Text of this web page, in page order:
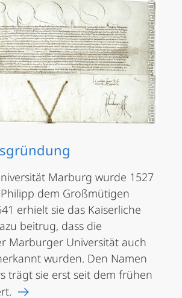
Marburg wurde 1527
dem Großmütigen
erhielt sie das Kaiserliche
beitrug, dass die
Marburger Universität auch
wurden. Den Namen
trägt sie erst seit dem frühen